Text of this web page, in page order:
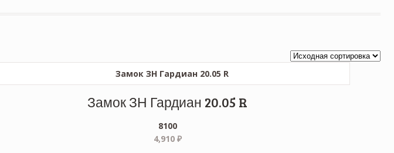
Замок ЗН Гардиан 20.05 R
8100
4,910 ₽